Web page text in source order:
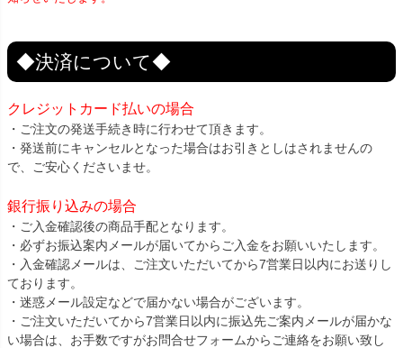
◆決済について◆
クレジットカード払いの場合
・ご注文の発送手続き時に行わせて頂きます。
・発送前にキャンセルとなった場合はお引きとしはされませんの
で、ご安心くださいませ。
銀行振り込みの場合
・ご入金確認後の商品手配となります。
・必ずお振込案内メールが届いてからご入金をお願いいたします。
・入金確認メールは、ご注文いただいてから7営業日以内にお送りし
ております。
・迷惑メール設定などで届かない場合がございます。
・ご注文いただいてから7営業日以内に振込先ご案内メールが届かな
い場合は、お手数ですがお問合せフォームからご連絡をお願い致し